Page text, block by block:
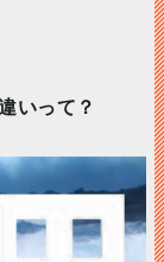
いって？